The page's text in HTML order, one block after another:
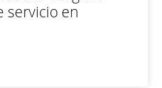
servicio en